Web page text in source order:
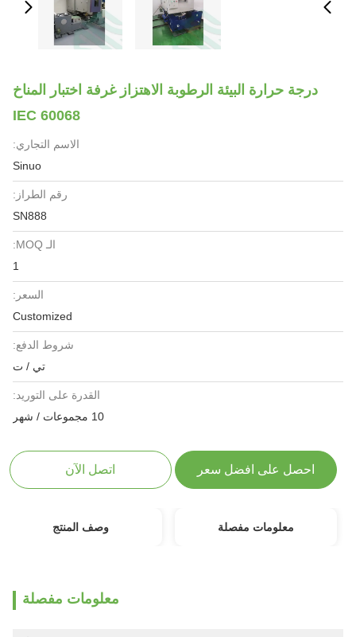
درجة حرارة البيئة الرطوبة الاهتزاز غرفة اختبار المناخ
IEC 60068
الاسم التجاري:
Sinuo
رقم الطراز:
SN888
الـ MOQ:
السعر:
Customized
شروط الدفع:
تي / ت
القدرة على التوريد:
10 مجموعات / شهر
احصل على افضل سعر اتصل الآن
معلومات مفصلة وصف المنتج
معلومات مفصلة